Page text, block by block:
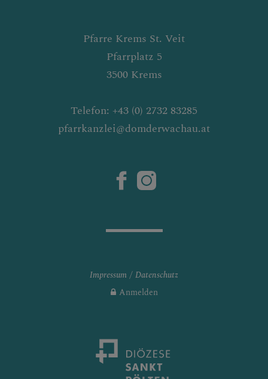
INTERN
Pfarre Krems St. Veit
Pfarrplatz 5
3500 Krems
Telefon: +43 (0) 2732 83285
pfarrkanzlei@domderwachau.at
Impressum
Datenschutz
Anmelden